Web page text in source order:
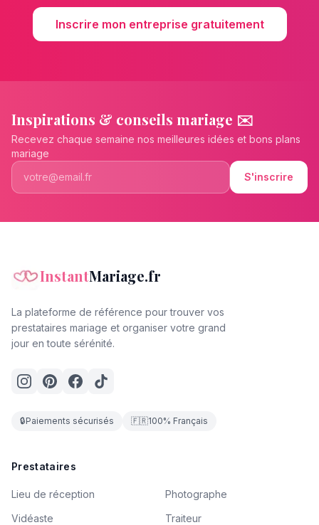
Inscrire mon entreprise gratuitement
Inspirations & conseils mariage ✉️
Recevez chaque semaine nos meilleures idées et bons plans
mariage
S'inscrire
InstantMariage.fr
La plateforme de référence pour trouver vos
prestataires mariage et organiser votre grand
jour en toute sérénité.
🔒Paiements sécurisés 🇫🇷100% Français
Prestataires
Lieu de réception
Photographe
Vidéaste
Traiteur